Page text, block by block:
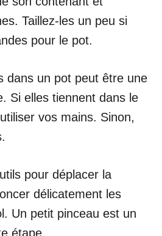
Taillez-les un peu si
pour le pot.
dans un pot peut être une
Si elles tiennent dans le
vos mains. Sinon,
pour déplacer la
délicatement les
Un petit pinceau est un
étape.